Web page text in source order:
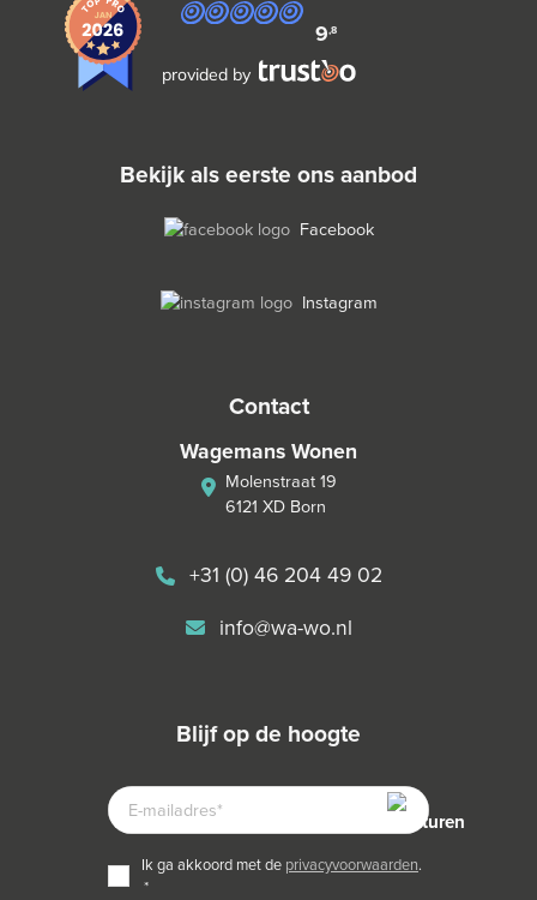
9,8
provided by
bekijk als eerste ons aanbod
Facebook
Instagram
contact
Wagemans Wonen
Molenstraat 19
6121 XD Born
+31 (0) 46 204 49 02
info@wa-wo.nl
blijf op de hoogte
E-
MAILADRES
TOESTEMMING
*
ik ga akkoord met de privacyvoorwaarden.
*